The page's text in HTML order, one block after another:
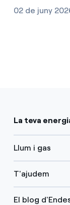
02 de juny
La teva
Llum i gas
T'ajudem
El blog